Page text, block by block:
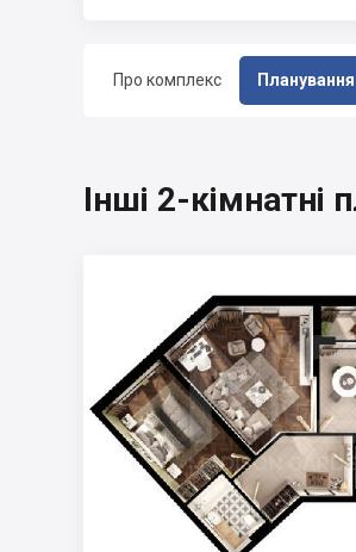
Про комплекс Планування
Інші 2-